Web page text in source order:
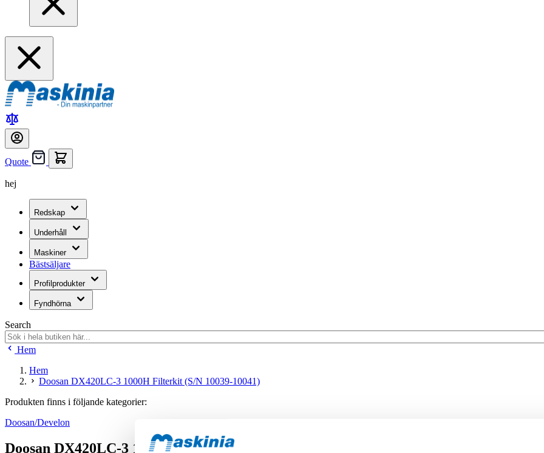
Quote
hej
Redskap
Underhåll
Maskiner
Bästsäljare
Profilprodukter
Fyndhörna
Search
Hem
Hem
Doosan DX420LC-3 1000H Filterkit (S/N 10039-10041)
Produkten finns i följande kategorier:
Doosan/Develon
Doosan DX420LC-3 1000H Filterkit (S/N 10039-10041)